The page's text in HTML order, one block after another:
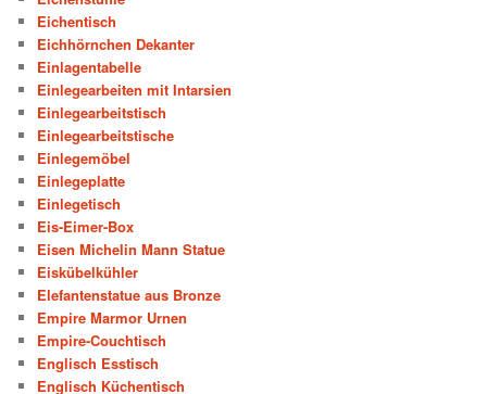
Eichentisch
Eichhörnchen Dekanter
Einlagentabelle
Einlegearbeiten mit Intarsien
Einlegearbeitstisch
Einlegearbeitstische
Einlegemöbel
Einlegeplatte
Einlegetisch
Eis-Eimer-Box
Eisen Michelin Mann Statue
Eiskübelkühler
Elefantenstatue aus Bronze
Empire Marmor Urnen
Empire-Couchtisch
Englisch Esstisch
Englisch Küchentisch